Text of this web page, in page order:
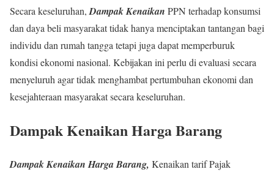
Secara keseluruhan,Dampak Kenaikan PPN terhadap konsumsi
dan daya beli masyarakat tidak hanya menciptakan tantangan bagi
individu dan rumah tangga tetapi juga dapat memperburuk
kondisi ekonomi nasional. Kebijakan ini perlu di evaluasi secara
menyeluruh agar tidak menghambat pertumbuhan ekonomi dan
kesejahteraan masyarakat secara keseluruhan.
Dampak Kenaikan Harga Barang
Dampak Kenaikan Harga Barang, Kenaikan tarif Pajak